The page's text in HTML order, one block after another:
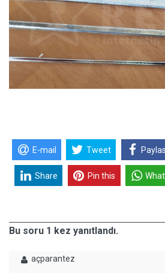
E-mail Tweet Paylas
Share Pin this
Bu soru 1 kez yanıtlandı.
açparantez